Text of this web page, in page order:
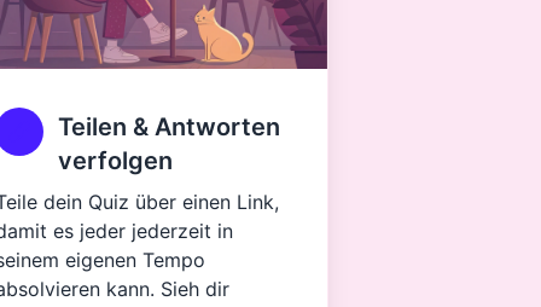
Teilen & Antworten
verfolgen
dein Quiz über einen Link,
es jeder jederzeit in
eigenen Tempo
kann. Sieh dir